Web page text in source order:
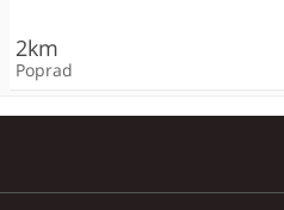
300m
2km
Poprad